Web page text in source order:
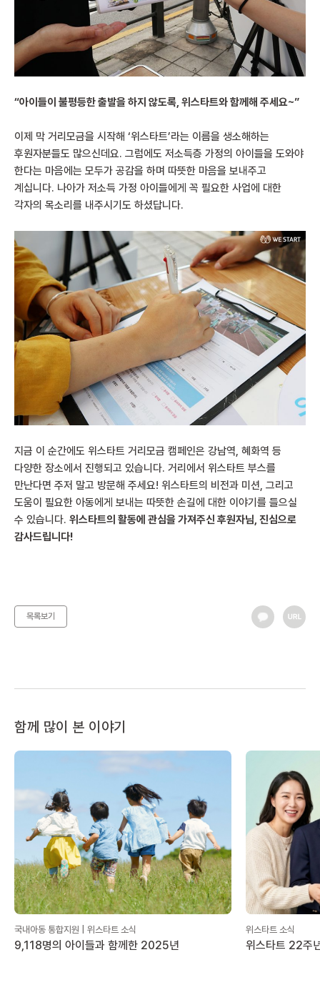
“아이들이 불평등한 출발을 하지 않도록, 위스타트와 함께해 주세요~”
이제 막 거리모금을 시작해 ‘위스타트’라는 이름을 생소해하는
후원자분들도 많으신데요. 그럼에도 저소득층 가정의 아이들을 도와야
한다는 마음에는 모두가 공감을 하며 따뜻한 마음을 보내주고
계십니다. 나아가 저소득 가정 아이들에게 꼭 필요한 사업에 대한
각자의 목소리를 내주시기도 하셨답니다.
지금 이 순간에도 위스타트 거리모금 캠페인은 강남역, 혜화역 등
다양한 장소에서 진행되고 있습니다. 거리에서 위스타트 부스를
만난다면 주저 말고 방문해 주세요! 위스타트의 비전과 미션, 그리고
도움이 필요한 아동에게 보내는 따뜻한 손길에 대한 이야기를 들으실
수 있습니다. 위스타트의 활동에 관심을 가져주신 후원자님, 진심으로
감사드립니다!
목록보기
함께 많이 본 이야기
국내아동 통합지원 | 위스타트 소식
9,118명의 아이들과 함께한 2025년
위스타트 소식
위스타트 22주